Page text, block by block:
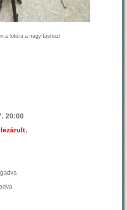
a fotóra a nagyításhoz!
20:00